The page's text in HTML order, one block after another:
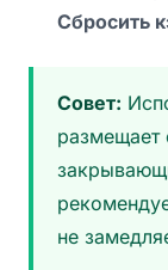
Сбросить
Совет:
размещает
не